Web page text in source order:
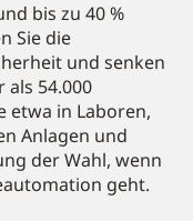
bis zu 40 %
Sie die
und senken
als 54.000
etwa in Laboren,
Anlagen und
der Wahl, wenn
geht.